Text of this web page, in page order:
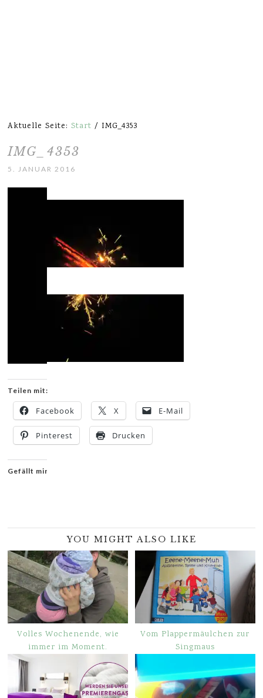
Aktuelle Seite:Start / IMG_4353
IMG_4353
5. JANUAR 2016
Teilen mit:
Facebook X E-Mail
Pinterest Drucken
Gefällt mir:
YOU MIGHT ALSO LIKE
Volles Wochenende, wie
immer im Moment.
Vom Plappermäulchen zur
Singmaus